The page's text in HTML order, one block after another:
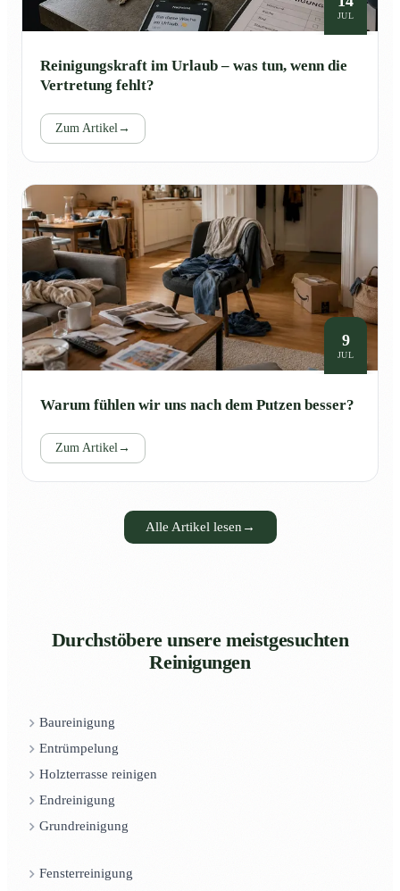
JUL
Reinigungskraft im Urlaub – was tun, wenn die
Vertretung fehlt?
Zum Artikel→
9
JUL
Warum fühlen wir uns nach dem Putzen besser?
Zum Artikel→
Alle Artikel lesen →
Durchstöbere unsere meistgesuchten
Reinigungen
Baureinigung
Entrümpelung
Holzterrasse reinigen
Endreinigung
Grundreinigung
Fensterreinigung